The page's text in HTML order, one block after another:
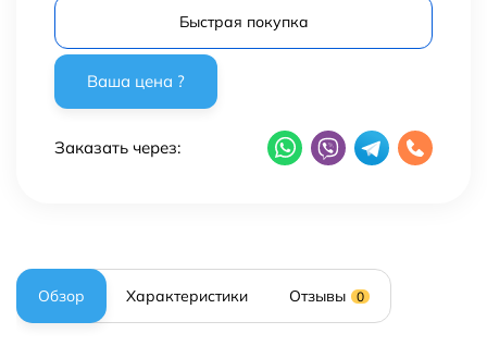
Быстрая покупка
Заказать через:
Обзор Характеристики Отзывы 0